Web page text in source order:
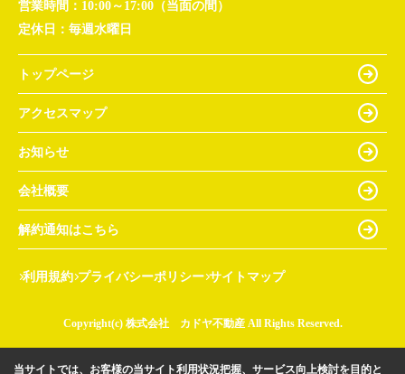
営業時間： 10:00～17:00（当面の間）
定休日： 毎週水曜日
トップページ
アクセスマップ
お知らせ
会社概要
解約通知はこちら
利用規約 プライバシーポリシー サイトマップ
Copyright(c) 株式会社 カドヤ不動産 All Rights Reserved.
当サイトでは、お客様の当サイト利用状況把握、サービス向上検討を目的と